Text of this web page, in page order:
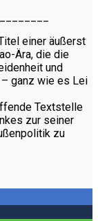
einer äußerst
Ära, die die
und
ganz wie es Lei
Textstelle
zur seiner
zu